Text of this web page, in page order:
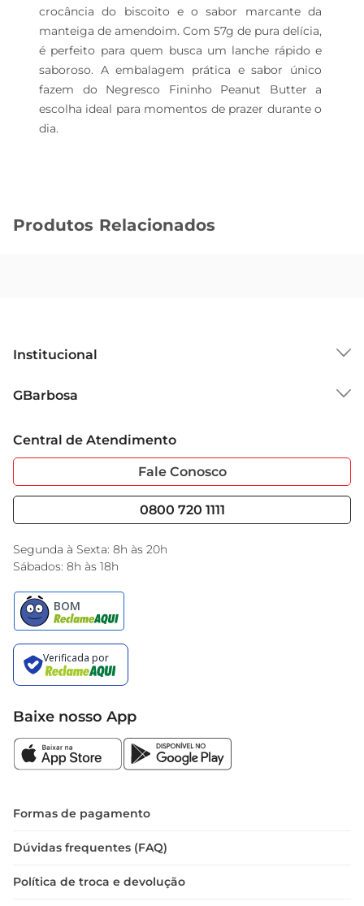
crocância do biscoito e o sabor marcante da
manteiga de amendoim. Com 57g de pura delícia,
é perfeito para quem busca um lanche rápido e
saboroso. A embalagem prática e sabor único
fazem do Negresco Fininho Peanut Butter a
escolha ideal para momentos de prazer durante o
dia.
Produtos Relacionados
Institucional
Grupo Cencosud
Sobre Privacidade
Portal do Fornecedo
Nossas Lojas
GBarbosa
Garantia Estendida
Serviços
Black Friday
Encarte do Dia
Central de Atendimento
Fale Conosco
0800 720 1111
Segunda à Sexta: 8h às 20h
Sábados: 8h às 18h
Baixe nosso App
Formas de pagamento
Dúvidas frequentes (FAQ)
Política de troca e devolução